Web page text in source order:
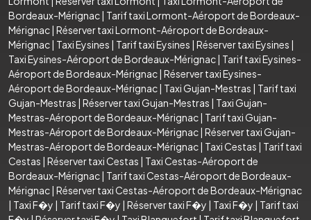
Bordeaux-Mérignac| Tarif taxi Lormont-Aéroport de Bordeaux-
Mérignac| Réserver taxi Lormont-Aéroport de Bordeaux-
Mérignac| Taxi Eysines | Tarif taxi Eysines | Réserver taxi Eysines |
Taxi Eysines-Aéroport de Bordeaux-Mérignac| Tarif taxi Eysines-
Aéroport de Bordeaux-Mérignac| Réserver taxi Eysines-
Aéroport de Bordeaux-Mérignac| Taxi Gujan-Mestras | Tarif taxi
Gujan-Mestras | Réserver taxi Gujan-Mestras | Taxi Gujan-
Mestras-Aéroport de Bordeaux-Mérignac| Tarif taxi Gujan-
Mestras-Aéroport de Bordeaux-Mérignac| Réserver taxi Gujan-
Mestras-Aéroport de Bordeaux-Mérignac| Taxi Cestas | Tarif taxi
Cestas | Réserver taxi Cestas | Taxi Cestas-Aéroport de
Bordeaux-Mérignac| Tarif taxi Cestas-Aéroport de Bordeaux-
Mérignac| Réserver taxi Cestas-Aéroport de Bordeaux-Mérignac
| Taxi F�y | Tarif taxi F�y | Réserver taxi F�y | Taxi F�y | Tarif taxi